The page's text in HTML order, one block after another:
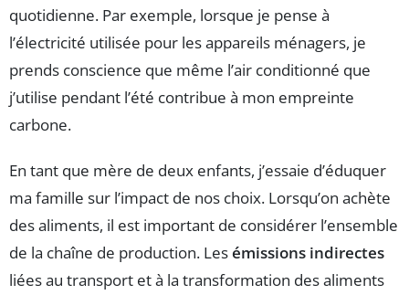
quotidienne. Par exemple, lorsque je pense à
l’électricité utilisée pour les appareils ménagers, je
prends conscience que même l’air conditionné que
j’utilise pendant l’été contribue à mon empreinte
carbone.
En tant que mère de deux enfants, j’essaie d’éduquer
ma famille sur l’impact de nos choix. Lorsqu’on achète
des aliments, il est important de considérer l’ensemble
de la chaîne de production. Lesémissions indirectes
liées au transport et à la transformation des aliments